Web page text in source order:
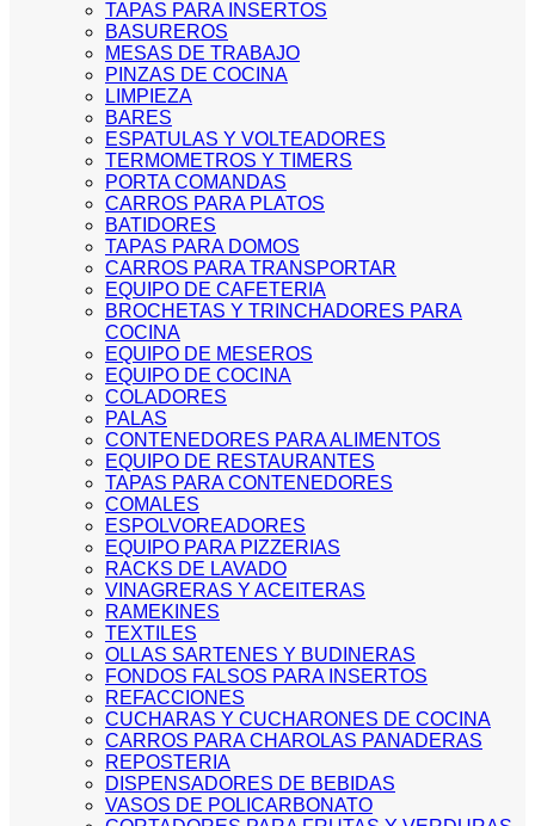
TAPAS PARA INSERTOS
BASUREROS
MESAS DE TRABAJO
PINZAS DE COCINA
LIMPIEZA
BARES
ESPATULAS Y VOLTEADORES
TERMOMETROS Y TIMERS
PORTA COMANDAS
CARROS PARA PLATOS
BATIDORES
TAPAS PARA DOMOS
CARROS PARA TRANSPORTAR
EQUIPO DE CAFETERIA
BROCHETAS Y TRINCHADORES PARA
COCINA
EQUIPO DE MESEROS
EQUIPO DE COCINA
COLADORES
PALAS
CONTENEDORES PARA ALIMENTOS
EQUIPO DE RESTAURANTES
TAPAS PARA CONTENEDORES
COMALES
ESPOLVOREADORES
EQUIPO PARA PIZZERIAS
RACKS DE LAVADO
VINAGRERAS Y ACEITERAS
RAMEKINES
TEXTILES
OLLAS SARTENES Y BUDINERAS
FONDOS FALSOS PARA INSERTOS
REFACCIONES
CUCHARAS Y CUCHARONES DE COCINA
CARROS PARA CHAROLAS PANADERAS
REPOSTERIA
DISPENSADORES DE BEBIDAS
VASOS DE POLICARBONATO